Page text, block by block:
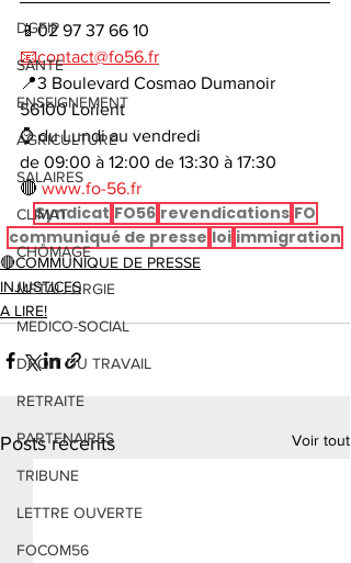
DGFIP
SANTE
ENSEIGNEMENT
AGRICULTURE
SALAIRES
CLIMAT
CHÔMAGE
METALLURGIE
MEDICO-SOCIAL
DROIT DU TRAVAIL
RETRAITE
PARTENAIRES
TRIBUNE
LETTRE OUVERTE
FOCOM56
📱02 97 37 66 10
📧contact@fo56.fr
📍3 Boulevard Cosmao Dumanoir
56100 Lorient
⌚ du Lundi au vendredi
de 09:00 à 12:00 de 13:30 à 17:30
🔴 www.fo-56.fr
Syndicat FO56 revendications FO
communiqué de presse loi immigration
🔴COMMUNIQUE DE PRESSE
INJUSTICES
A LIRE!
Posts récents Voir tout